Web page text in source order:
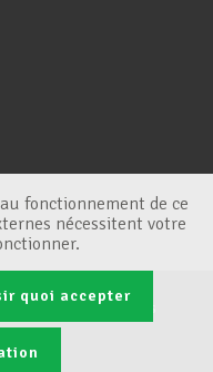
Gestion des cookies
fonctionnement de ce
nécessitent votre
quoi accepter